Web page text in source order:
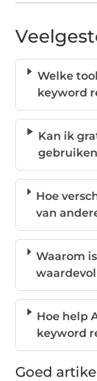
Welke
keyword
Kan ik
Hoe
van
Waarom
Hoe help
keyword
Goed